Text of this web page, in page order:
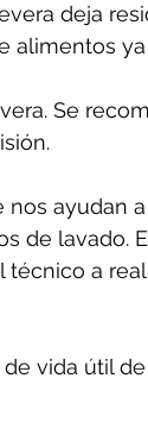
deja
alimentos
Se
nos ayudan
de lavado.
técnico a
vida útil de